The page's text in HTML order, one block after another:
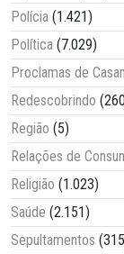
Polícia (1.421)
Política (7.029)
Proclamas de
Redescobrindo
Região (5)
Relações de
Religião (1.023)
Saúde (2.151)
Sepultamentos